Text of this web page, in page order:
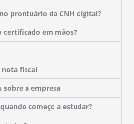
prontuário da CNH digital?
certificado em mãos?
nota fiscal
sobre a empresa
começo a estudar?